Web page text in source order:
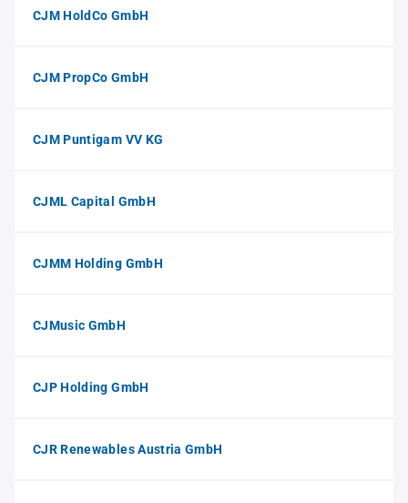
CJM HoldCo GmbH
CJM PropCo GmbH
CJM Puntigam VV KG
CJML Capital GmbH
CJMM Holding GmbH
CJMusic GmbH
CJP Holding GmbH
CJR Renewables Austria GmbH